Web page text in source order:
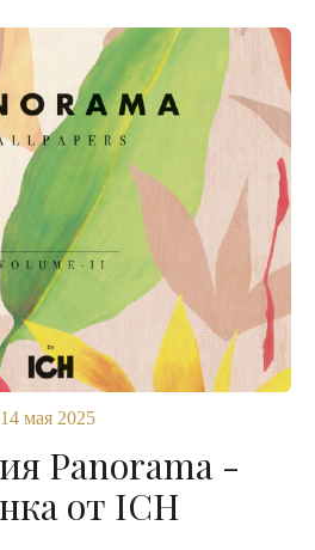
14 мая 2025
Panorama -
от ICH